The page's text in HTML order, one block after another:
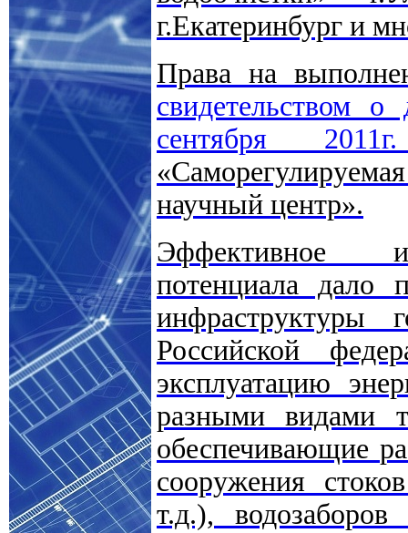
г.Екатеринбург и
Права на
сентября
научный центр».
Эффективное
потенциала дало
инфраструктуры
Российской
эксплуатацию
разными видами
обеспечивающие
сооружения
т.д.),